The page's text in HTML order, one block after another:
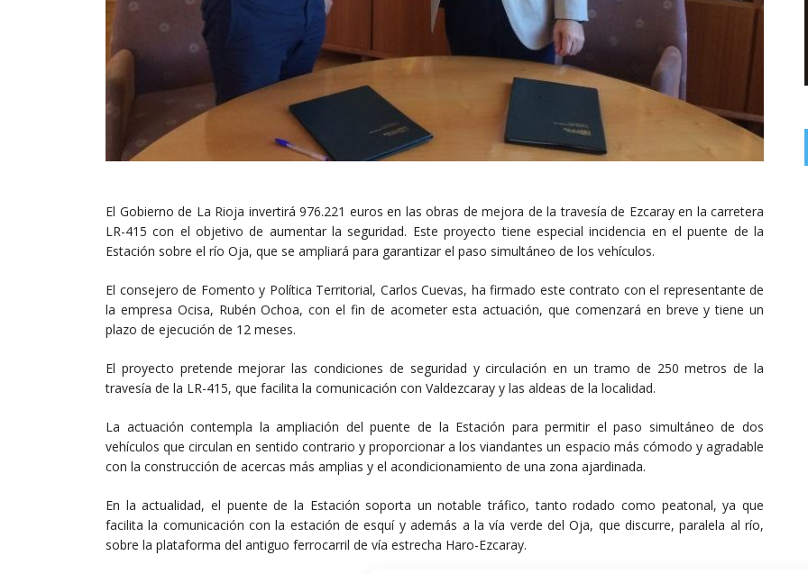
El Gobierno de La Rioja invertirá 976.221 euros en las obras de mejora de la travesía de Ezcaray en la carretera
LR-415 con el objetivo de aumentar la seguridad. Este proyecto tiene especial incidencia en el puente de la
Estación sobre el río Oja, que se ampliará para garantizar el paso simultáneo de los vehículos.
El consejero de Fomento y Política Territorial, Carlos Cuevas, ha firmado este contrato con el representante de
la empresa Ocisa, Rubén Ochoa, con el fin de acometer esta actuación, que comenzará en breve y tiene un
plazo de ejecución de 12 meses.
El proyecto pretende mejorar las condiciones de seguridad y circulación en un tramo de 250 metros de la
travesía de la LR-415, que facilita la comunicación con Valdezcaray y las aldeas de la localidad.
La actuación contempla la ampliación del puente de la Estación para permitir el paso simultáneo de dos
vehículos que circulan en sentido contrario y proporcionar a los viandantes un espacio más cómodo y agradable
con la construcción de acercas más amplias y el acondicionamiento de una zona ajardinada.
En la actualidad, el puente de la Estación soporta un notable tráfico, tanto rodado como peatonal, ya que
facilita la comunicación con la estación de esquí y además a la vía verde del Oja, que discurre, paralela al río,
sobre la plataforma del antiguo ferrocarril de vía estrecha Haro-Ezcaray.